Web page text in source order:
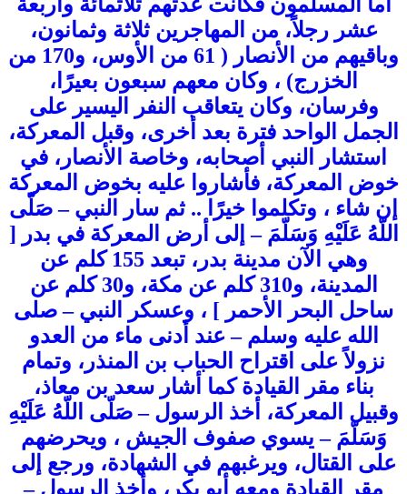
عشر رجلاً، من المهاجرين ثلاثة وثمانون،
وباقيهم من الأنصار ( 61 من الأوس، و170 من
الخزرج) ، وكان معهم سبعون بعيرًا،
وفرسان، وكان يتعاقب النفر اليسير على
الجمل الواحد فترة بعد أخرى، وقبل المعركة،
استشار النبي أصحابه، وخاصة الأنصار، في
خوض المعركة، فأشاروا عليه بخوض المعركة
إن شاء ، وتكلموا خيرًا .. ثم سار النبي – صَلّى
اللّهُ عَلَيْهِ وَسَلّمَ – إلى أرض المعركة في بدر [
وهي الآن مدينة بدر، تبعد 155 كلم عن
المدينة، و310 كلم عن مكة، و30 كلم عن
ساحل البحر الأحمر ] ، وعسكر النبي – صلى
الله عليه وسلم – عند أدنى ماء من العدو
نزولاً على اقتراح الحباب بن المنذر، وتمام
بناء مقر القيادة كما أشار سعد بن معاذ،
وقبيل المعركة، أخذ الرسول – صَلّى اللّهُ عَلَيْهِ
وَسَلّمَ – يسوي صفوف الجيش ، ويحرضهم
على القتال، ويرغبهم في الشهادة، ورجع إلى
مقر القيادة ومعه أبو بكر، وأخذ الرسول –